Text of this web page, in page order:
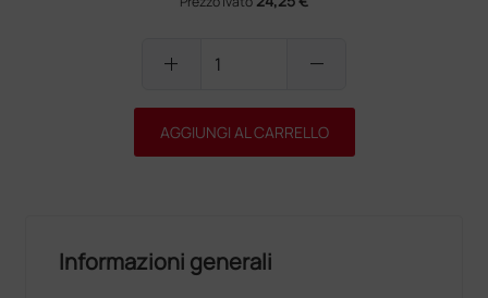
add remove
AGGIUNGI AL CARRELLO
Informazioni generali